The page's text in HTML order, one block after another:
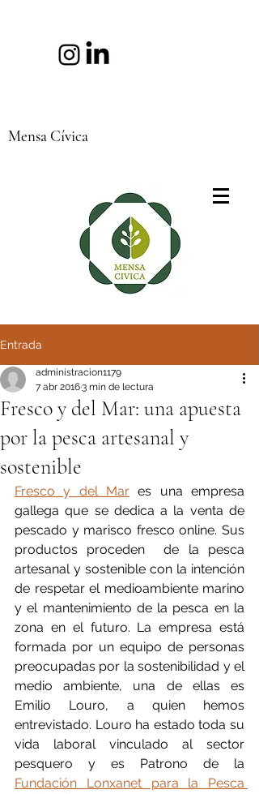
Mensa Cívica
Entrada
Fresco y del Mar: una apuesta
por la pesca artesanal y
sostenible
administracion1179
7 abr 20163 min de lectura
Fresco y del Mar es una empresa
gallega que se dedica a la venta de
pescado y marisco fresco online. Sus
productos proceden  de la pesca
artesanal y sostenible con la intención
de respetar el medioambiente marino
y el mantenimiento de la pesca en la
zona en el futuro. La empresa está
formada por un equipo de personas
preocupadas por la sostenibilidad y el
medio ambiente, una de ellas es
Emilio Louro, a quien hemos
entrevistado. Louro ha estado toda su
vida laboral vinculado al sector
Fundación Lonxanet para la Pesca